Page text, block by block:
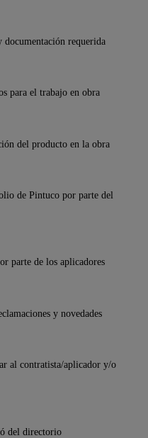
requerida
para el trabajo en obra
del producto en la obra
de Pintuco por parte del
parte de los aplicadores
y novedades
al contratista/aplicador y/o
del directorio